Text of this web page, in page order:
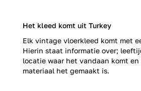
Het kleed komt uit Turkey
Elk vintage vloerkleed komt met
Hierin staat informatie over;
locatie waar het vandaan komt
materiaal het gemaakt is.